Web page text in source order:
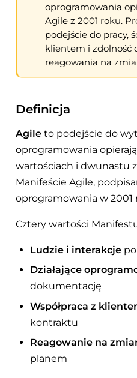
oprogramowania
Agile z 2001 roku.
podejście do pracy,
klientem i zdolność
reagowania na
Definicja
Agile to podejście do
oprogramowania
wartościach i dwunastu
Manifeście Agile,
oprogramowania w
Cztery wartości
Ludzie i interakcje
Działające
dokumentację
Współpraca z
kontraktu
Reagowanie na
planem